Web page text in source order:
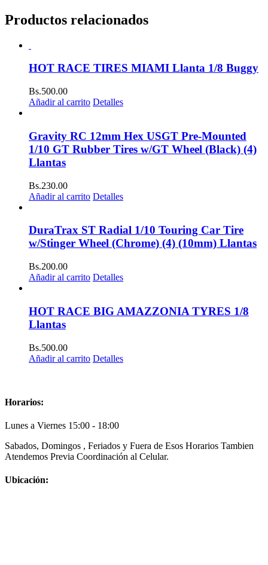
Productos relacionados
HOT RACE TIRES MIAMI Llanta 1/8 Buggy
Bs.500.00
Añadir al carrito Detalles
Gravity RC 12mm Hex USGT Pre-Mounted
1/10 GT Rubber Tires w/GT Wheel (Black) (4)
Llantas
Bs.230.00
Añadir al carrito Detalles
DuraTrax ST Radial 1/10 Touring Car Tire
w/Stinger Wheel (Chrome) (4) (10mm) Llantas
Bs.200.00
Añadir al carrito Detalles
HOT RACE BIG AMAZZONIA TYRES 1/8
Llantas
Bs.500.00
Añadir al carrito Detalles
Horarios:
Lunes a Viernes 15:00 - 18:00
Sabados, Domingos , Feriados y Fuera de Esos Horarios Tambien
Atendemos Previa Coordinación al Celular.
Ubicación: